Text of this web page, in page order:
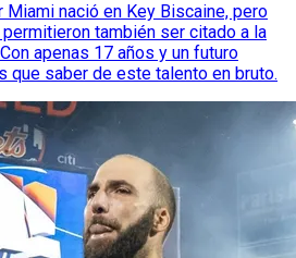
Miami nació en Key Biscaine, pero
también ser citado a la
apenas 17 años y un futuro
que saber de este talento en bruto.